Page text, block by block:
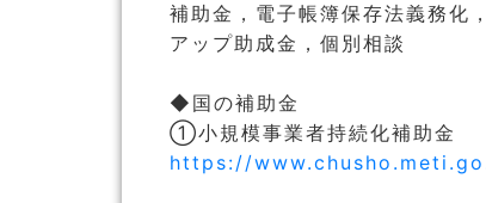
補助金，電子帳簿保存法義務化
アップ助成金，個別相談
◆国の補助金
①小規模事業者持続化補助金
https://